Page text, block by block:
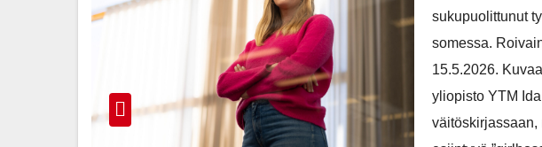
sukupuolittunut
somessa.
15.5.2026.
yliopisto YTM
väitöskirjassaan,